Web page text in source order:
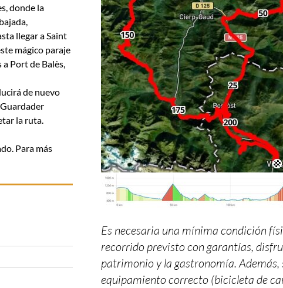
donde la
llegar a Saint
mágico paraje
Port de Balès,
de nuevo
la ruta.
Para más
Es necesaria una mínima condición
recorrido previsto con garantías,
patrimonio y la gastronomía. Además,
equipamiento correcto (bicicleta de